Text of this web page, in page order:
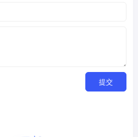
提交